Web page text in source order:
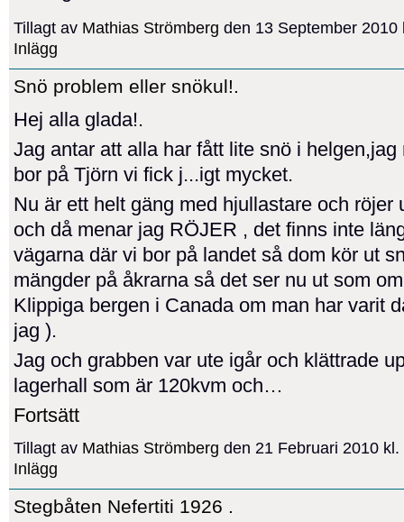
Tillagt av Mathias Strömberg den 13 September
Inlägg
Snö problem eller snökul!.
Hej alla glada!.
Jag antar att alla har fått lite snö i helgen,jag
bor på Tjörn vi fick j...igt mycket.
Nu är ett helt gäng med hjullastare och röjer
och då menar jag RÖJER , det finns inte
vägarna där vi bor på landet så dom kör ut
mängder på åkrarna så det ser nu ut som
Klippiga bergen i Canada om man har varit
jag ).
Jag och grabben var ute igår och klättrade
lagerhall som är 120kvm och…
Fortsätt
Tillagt av Mathias Strömberg den 21 Februari 2010
Inlägg
Stegbåten Nefertiti 1926 .